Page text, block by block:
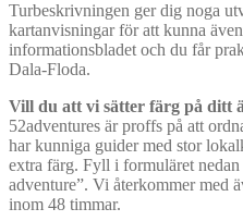
Turbeskrivningen ger dig noga
kartanvisningar för att kunna
informationsbladet och du får
Dala-Floda.
Vill du att vi sätter färg på ditt
52adventures är proffs på att
har kunniga guider med stor
extra färg. Fyll i formuläret
adventure”. Vi återkommer med
inom 48 timmar.